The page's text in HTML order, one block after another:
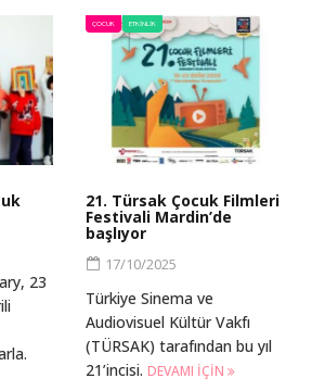
23
ÇOCUK ETKINLIK
21. Türsak Çocuk Filmleri
Festivali Mardin’de
başlıyor
17/10/2025
Türkiye Sinema ve
Audiovisuel Kültür Vakfı
(TÜRSAK) tarafından bu yıl
21’incisi. DEVAMI IÇIN